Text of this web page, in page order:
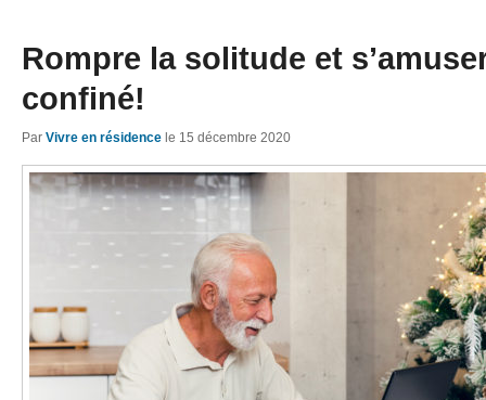
Rompre la solitude et
confiné!
Par Vivre en résidence le 15 décembre 2020